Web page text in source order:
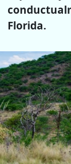
Florida.